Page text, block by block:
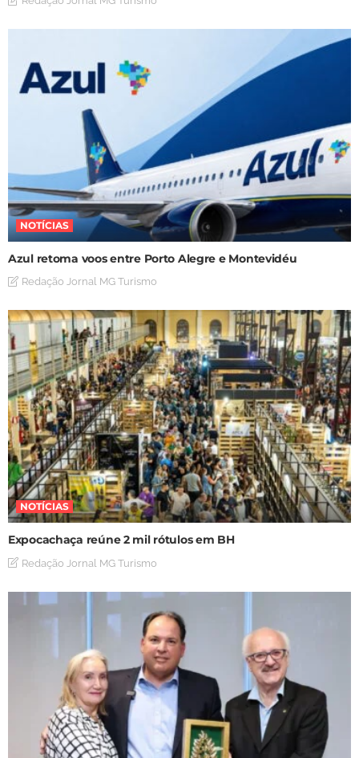
NOTÍCIAS
Azul retoma voos entre Porto Alegre e Montevidéu
Redação Jornal MG Turismo
NOTÍCIAS
Expocachaça reúne 2 mil rótulos em BH
Redação Jornal MG Turismo